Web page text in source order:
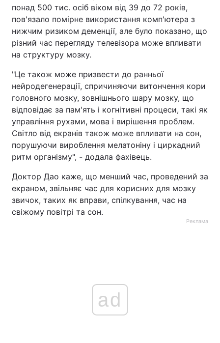
понад 500 тис. осіб віком від 39 до 72 років,
пов'язало помірне використання комп'ютера з
нижчим ризиком деменції, але було показано, що
різний час перегляду телевізора може впливати
на структуру мозку.
"Це також може призвести до ранньої
нейродегенерації, спричиняючи витончення кори
головного мозку, зовнішнього шару мозку, що
відповідає за пам'ять і когнітивні процеси, такі як
управління рухами, мова і вирішення проблем.
Світло від екранів також може впливати на сон,
порушуючи вироблення мелатоніну і циркадний
ритм організму", - додала фахівець.
Доктор Дао каже, що менший час, проведений за
екраном, звільняє час для корисних для мозку
звичок, таких як вправи, спілкування, час на
свіжому повітрі та сон.
Реклама
ad